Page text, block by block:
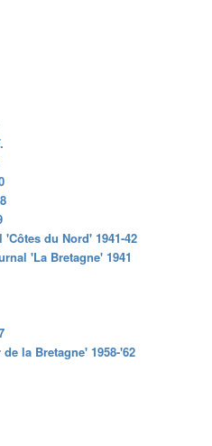
du Nord' 1941-42
'La Bretagne' 1941
la Bretagne' 1958-'62